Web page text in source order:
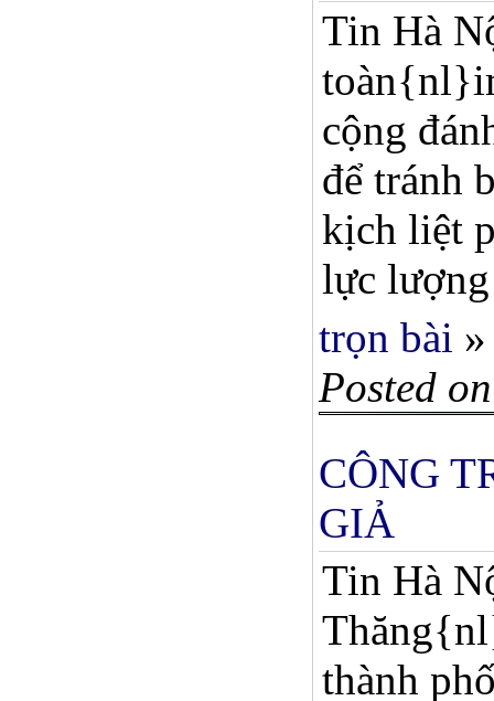
Tin Hà
cộng
để tránh
kịch liệt
lực
trọn bài »
Posted
CÔNG
GIẢ
Tin Hà
thành